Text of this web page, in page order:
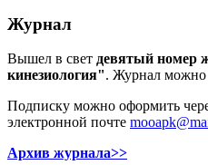
Журнал
Вышел в свет девятый номер
кинезиология". Журнал можно
Подписку можно оформить
электронной почте
Архив журнала>>